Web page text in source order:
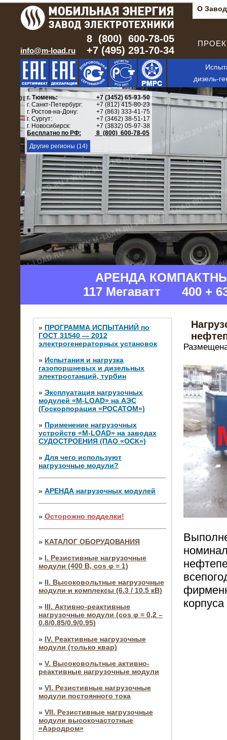
О
info@m-load.ru
8 (800) 600-78-05
+7 (495) 291-70-34
дизель-
г. Тюмень:
+7 (3452) 65-93-50
г. Санкт-Петербург:
+7 (812) 415-80-23
г. Ростов-на-Дону:
+7 (863) 333-41-75
г. Сургут:
+7 (3462) 38-51-17
г. Новосибирск:
+7 (3832) 05-97-38
Бесплатно по РФ:
8 (800) 600-78-05
Другие регионы (14)
АРЕНДА
117 Мегаватт 400 +
» ПРОГРАММА ИСПЫТАНИЙ по
ГОСТ 31540 — 2012
электрогенераторных установок
» Испытания и нагрузка
газопоршневых и дизельных
электростанций, турбин
» Эксплуатация нагрузочных
модулей «M-LOAD» на АЭС
(Госкорпорация «РОСАТОМ»)
» Применение нагрузочных
устройств «M-LOAD» на заводах
СУДОСТРОЕНИЯ (ПАО «ОСК»)
» Для чего используют
нагрузочные модули?
» АРЕНДА нагрузочных модулей
» Осторожно подделки!
» КАТАЛОГ ОБОРУДОВАНИЯ
» I. Резистивные нагрузочные
модули (400 В, cos φ = 1)
» II. Высоковольтные нагрузочные
модули и комплексы (6.3 / 10.5 кВ)
» III. Активно-реактивные
нагрузочные модули (cos φ = 0,2 –
0.8/0.85/0.9/0.95)
» IV. Реактивные нагрузочные
модули (только квар)
» V. Высоковольтные активно-
реактивные нагрузочные модули
» VI. Резистивные нагрузочные
модули постоянного тока
» VII. Резистивные нагрузочные
модули высокочастотные
«Аэродром»